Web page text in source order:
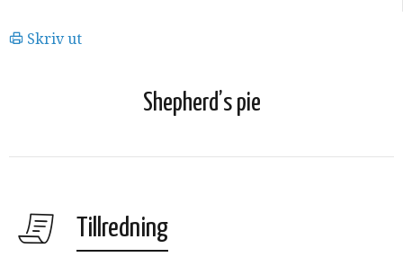
Skriv ut
Shepherd’s pie
Tillredning